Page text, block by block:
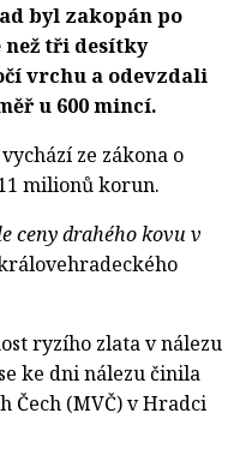
byl zakopán po
než tři desítky
vrchu a odevzdali
u 600 mincí.
ze zákona o
milionů korun.
ceny drahého kovu v
ryzího zlata v nálezu
ke dni nálezu činila
Čech (MVČ) v Hradci